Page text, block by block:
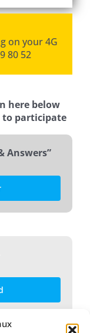
on your 4G
80 52
here below
participate
Answers”